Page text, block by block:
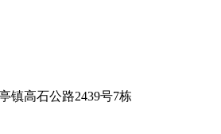
镇高石公路2439号7栋